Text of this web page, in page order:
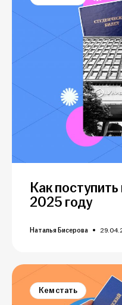
Как
2025 году
Наталья Бисерова
Кем стать